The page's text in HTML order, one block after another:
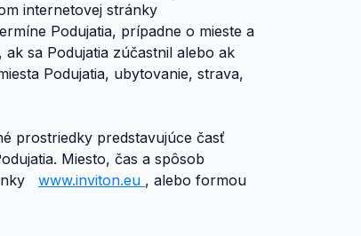
internetovej stránky
Podujatia, prípadne o mieste a
sa Podujatia zúčastnil alebo ak
Podujatia, ubytovanie, strava,
prostriedky predstavujúce časť
Miesto, čas a spôsob
www.inviton.eu , alebo formou